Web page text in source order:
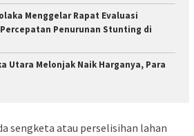
Menggelar Rapat Evaluasi
Penurunan Stunting di
Utara Melonjak Naik Harganya, Para
sengketa atau perselisihan lahan